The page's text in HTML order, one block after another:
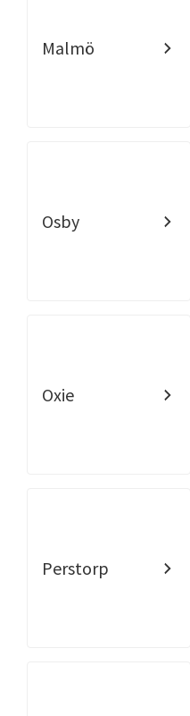
Malmö
Osby
Oxie
Perstorp